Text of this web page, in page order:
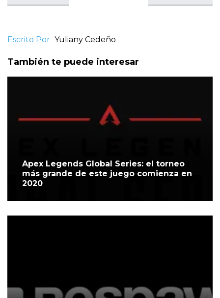
Escrito Por Yuliany Cedeño
También te puede interesar
Apex Legends Global Series: el torneo
más grande de este juego comienza en
2020